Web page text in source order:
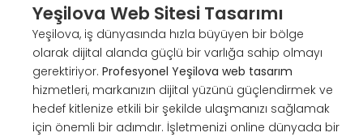
Yeşilova Web Sitesi Tasarımı
Yeşilova, iş dünyasında hızla büyüyen bir bölge
olarak dijital alanda güçlü bir varlığa sahip olmayı
gerektiriyor. Profesyonel Yeşilova web tasarım
hizmetleri, markanızın dijital yüzünü güçlendirmek ve
hedef kitlenize etkili bir şekilde ulaşmanızı sağlamak
için önemli bir adımdır. İşletmenizi online dünyada bir